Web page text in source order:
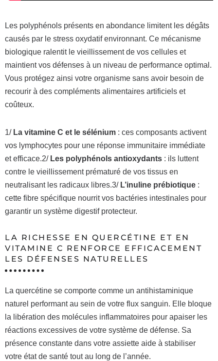
Les polyphénols présents en abondance limitent les dégâts
causés par le stress oxydatif environnant. Ce mécanisme
biologique ralentit le vieillissement de vos cellules et
maintient vos défenses à un niveau de performance optimal.
Vous protégez ainsi votre organisme sans avoir besoin de
recourir à des compléments alimentaires artificiels et
coûteux.
1/ La vitamine C et le sélénium : ces composants activent
vos lymphocytes pour une réponse immunitaire immédiate
et efficace.2/ Les polyphénols antioxydants : ils luttent
contre le vieillissement prématuré de vos tissus en
neutralisant les radicaux libres.3/ L’inuline prébiotique :
cette fibre spécifique nourrit vos bactéries intestinales pour
garantir un système digestif protecteur.
LA RICHESSE EN QUERCÉTINE ET EN
VITAMINE C RENFORCE EFFICACEMENT
LES DÉFENSES NATURELLES
La quercétine se comporte comme un antihistaminique
naturel performant au sein de votre flux sanguin. Elle bloque
la libération des molécules inflammatoires pour apaiser les
réactions excessives de votre système de défense. Sa
présence constante dans votre assiette aide à stabiliser
votre état de santé tout au long de l’année.